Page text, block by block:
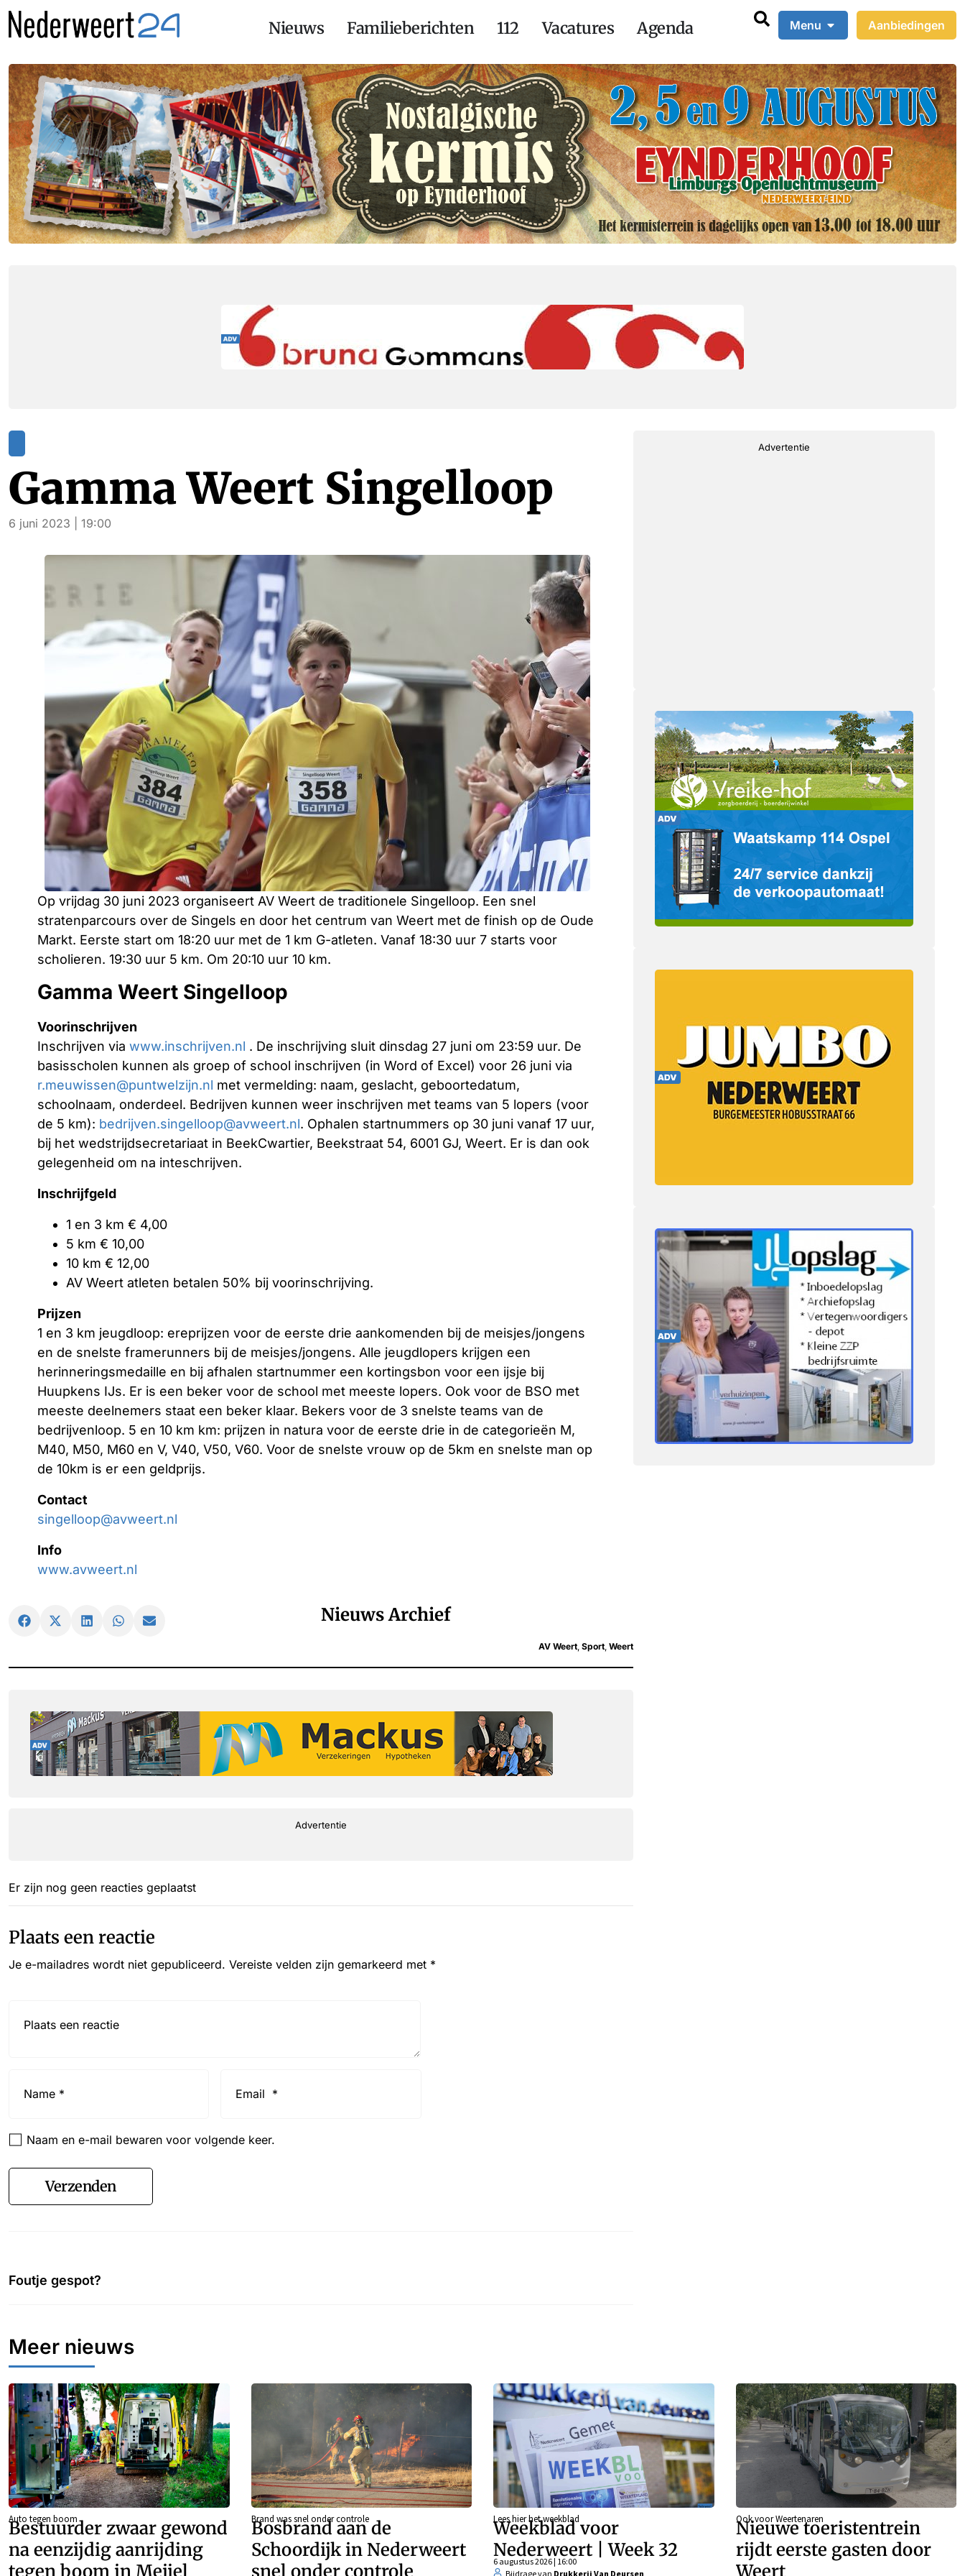
Nieuws Familieberichten 112 Vacatures Agenda Menu Aanbiedingen
Gamma Weert Singelloop
6 juni 2023 | 19:00
Op vrijdag 30 juni 2023 organiseert AV Weert de traditionele Singelloop. Een snel
stratenparcours over de Singels en door het centrum van Weert met de finish op de Oude
Markt. Eerste start om 18:20 uur met de 1 km G-atleten. Vanaf 18:30 uur 7 starts voor
scholieren. 19:30 uur 5 km. Om 20:10 uur 10 km.
Gamma Weert Singelloop
Voorinschrijven
Inschrijven via www.inschrijven.nl . De inschrijving sluit dinsdag 27 juni om 23:59 uur. De
basisscholen kunnen als groep of school inschrijven (in Word of Excel) voor 26 juni via
r.meuwissen@puntwelzijn.nl met vermelding: naam, geslacht, geboortedatum,
schoolnaam, onderdeel. Bedrijven kunnen weer inschrijven met teams van 5 lopers (voor
de 5 km): bedrijven.singelloop@avweert.nl. Ophalen startnummers op 30 juni vanaf 17 uur,
bij het wedstrijdsecretariaat in BeekCwartier, Beekstraat 54, 6001 GJ, Weert. Er is dan ook
gelegenheid om na inteschrijven.
Inschrijfgeld
1 en 3 km € 4,00
5 km € 10,00
10 km € 12,00
AV Weert atleten betalen 50% bij voorinschrijving.
Prijzen
1 en 3 km jeugdloop: ereprijzen voor de eerste drie aankomenden bij de meisjes/jongens
en de snelste framerunners bij de meisjes/jongens. Alle jeugdlopers krijgen een
herinneringsmedaille en bij afhalen startnummer een kortingsbon voor een ijsje bij
Huupkens IJs. Er is een beker voor de school met meeste lopers. Ook voor de BSO met
meeste deelnemers staat een beker klaar. Bekers voor de 3 snelste teams van de
bedrijvenloop. 5 en 10 km km: prijzen in natura voor de eerste drie in de categorieën M,
M40, M50, M60 en V, V40, V50, V60. Voor de snelste vrouw op de 5km en snelste man op
de 10km is er een geldprijs.
Contact
singelloop@avweert.nl
Info
www.avweert.nl
Nieuws Archief
AV Weert Sport Weert
Advertentie
Er zijn nog geen reacties geplaatst
Plaats een reactie
Je e-mailadres wordt niet gepubliceerd. Vereiste velden zijn gemarkeerd met *
Naam en e-mail bewaren voor volgende keer.
Verzenden
Advertentie
Foutje gespot?
Meer nieuws
Auto tegen boom
Bestuurder zwaar gewond
na eenzijdig aanrijding
tegen boom in Meijel
Brand was snel onder controle
Bosbrand aan de
Schoordijk in Nederweert
snel onder controle
Lees hier het weekblad
Weekblad voor
Nederweert | Week 32
6 augustus 2026 | 16:00
Bijdrage van Drukkerij Van Deursen
Ook voor Weertenaren
Nieuwe toeristentrein
rijdt eerste gasten door
Weert